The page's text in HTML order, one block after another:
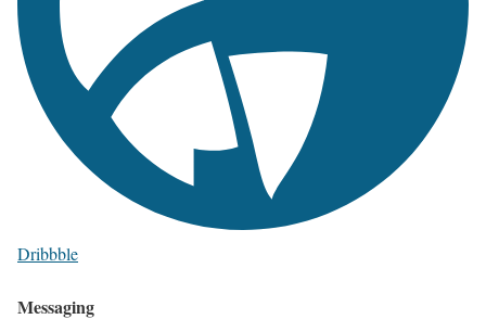
Dribbble
Messaging